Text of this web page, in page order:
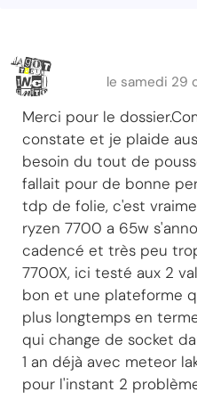
le samedi 29
Merci pour le
constate et je plaide
besoin du tout de
fallait pour de bonne
tdp de folie, c'est
ryzen 7700 a 65w
cadencé et très peu
7700X, ici testé aux 2
bon et une plateforme
plus longtemps en
qui change de socket
1 an déjà avec meteor
pour l'instant 2